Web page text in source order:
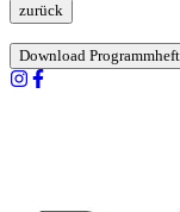
zurück
Download Programmheft